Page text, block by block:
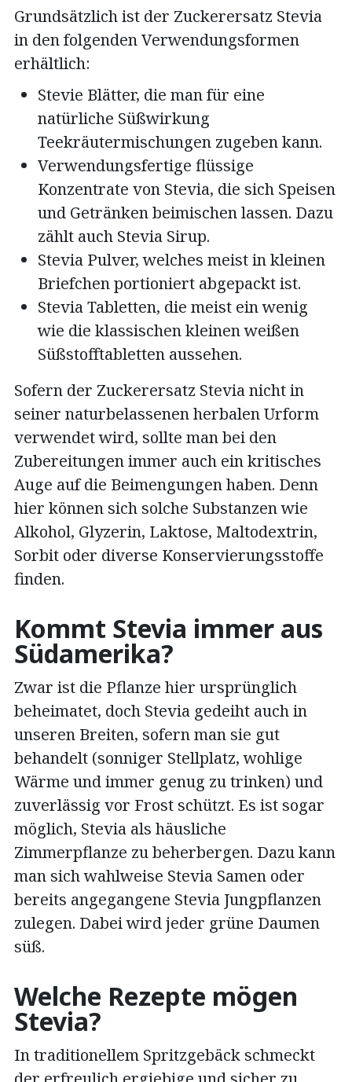
Grundsätzlich ist der Zuckerersatz Stevia
in den folgenden Verwendungsformen
erhältlich:
Stevie Blätter, die man für eine
natürliche Süßwirkung
Teekräutermischungen zugeben kann.
Verwendungsfertige flüssige
Konzentrate von Stevia, die sich Speisen
und Getränken beimischen lassen. Dazu
zählt auch Stevia Sirup.
Stevia Pulver, welches meist in kleinen
Briefchen portioniert abgepackt ist.
Stevia Tabletten, die meist ein wenig
wie die klassischen kleinen weißen
Süßstofftabletten aussehen.
Sofern der Zuckerersatz Stevia nicht in
seiner naturbelassenen herbalen Urform
verwendet wird, sollte man bei den
Zubereitungen immer auch ein kritisches
Auge auf die Beimengungen haben. Denn
hier können sich solche Substanzen wie
Alkohol, Glyzerin, Laktose, Maltodextrin,
Sorbit oder diverse Konservierungsstoffe
finden.
Kommt Stevia immer aus
Südamerika?
Zwar ist die Pflanze hier ursprünglich
beheimatet, doch Stevia gedeiht auch in
unseren Breiten, sofern man sie gut
behandelt (sonniger Stellplatz, wohlige
Wärme und immer genug zu trinken) und
zuverlässig vor Frost schützt. Es ist sogar
möglich, Stevia als häusliche
Zimmerpflanze zu beherbergen. Dazu kann
man sich wahlweise Stevia Samen oder
bereits angegangene Stevia Jungpflanzen
zulegen. Dabei wird jeder grüne Daumen
süß.
Welche Rezepte mögen
Stevia?
In traditionellem Spritzgebäck schmeckt